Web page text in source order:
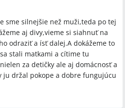
prof. Matejček, Dr.
sme silnejšie než muži,teda po tej
aj divy,vieme si siahnuť na
odraziť a ísť dalej.A dokážeme to
stali matkami a cítime tu
za detičky ale aj domácnosť a
ju držal pokope a dobre fungujúcu